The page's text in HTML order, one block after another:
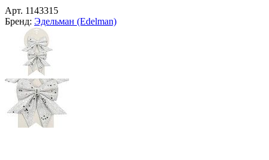
Арт. 1143315
Бренд: Эдельман (Edelman)